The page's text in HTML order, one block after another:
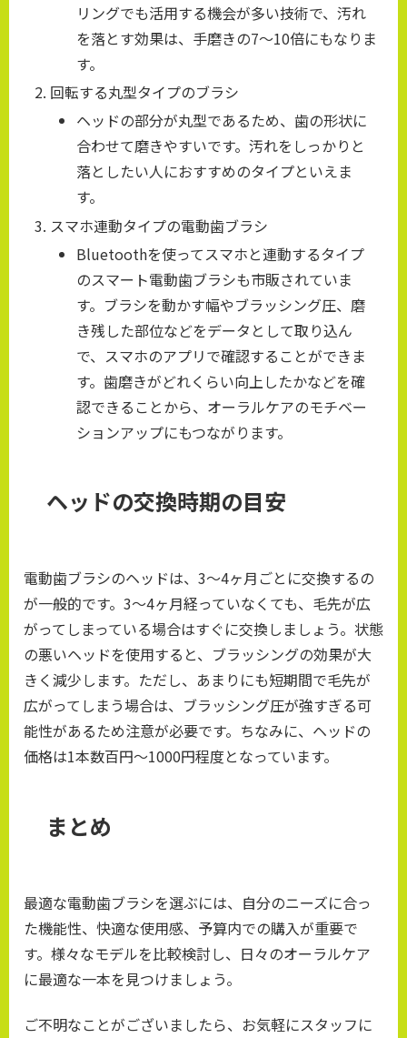
リングでも活用する機会が多い技術で、汚れ
を落とす効果は、手磨きの7～10倍にもなりま
す。
回転する丸型タイプのブラシ
ヘッドの部分が丸型であるため、歯の形状に
合わせて磨きやすいです。汚れをしっかりと
落としたい人におすすめのタイプといえま
す。
スマホ連動タイプの電動歯ブラシ
Bluetoothを使ってスマホと連動するタイプ
のスマート電動歯ブラシも市販されていま
す。ブラシを動かす幅やブラッシング圧、磨
き残した部位などをデータとして取り込ん
で、スマホのアプリで確認することができま
す。歯磨きがどれくらい向上したかなどを確
認できることから、オーラルケアのモチベー
ションアップにもつながります。
ヘッドの交換時期の目安
電動歯ブラシのヘッドは、3～4ヶ月ごとに交換するの
が一般的です。3～4ヶ月経っていなくても、毛先が広
がってしまっている場合はすぐに交換しましょう。状態
の悪いヘッドを使用すると、ブラッシングの効果が大
きく減少します。ただし、あまりにも短期間で毛先が
広がってしまう場合は、ブラッシング圧が強すぎる可
能性があるため注意が必要です。ちなみに、ヘッドの
価格は1本数百円～1000円程度となっています。
まとめ
最適な電動歯ブラシを選ぶには、自分のニーズに合っ
た機能性、快適な使用感、予算内での購入が重要で
す。様々なモデルを比較検討し、日々のオーラルケア
に最適な一本を見つけましょう。
ご不明なことがございましたら、お気軽にスタッフに